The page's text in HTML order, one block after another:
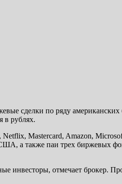
сделки по ряду
в рублях.
Mastercard, Amazon,
а также паи трех биржевых
инвесторы, отмечает брокер.